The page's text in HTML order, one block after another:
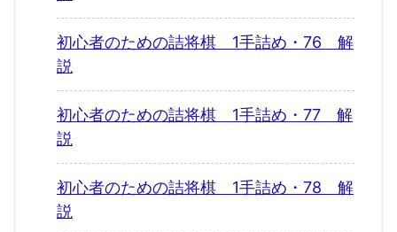
初心者のための詰将棋 1手詰め・76 解
説
初心者のための詰将棋 1手詰め・77 解
説
初心者のための詰将棋 1手詰め・78 解
説